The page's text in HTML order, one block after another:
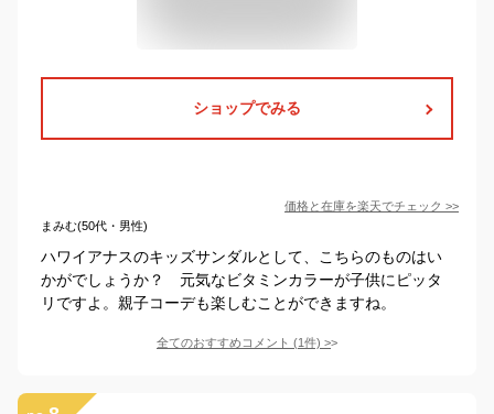
ショップでみる
価格と在庫を楽天でチェック >>
まみむ(50代・男性)
ハワイアナスのキッズサンダルとして、こちらのものはい
かがでしょうか？ 元気なビタミンカラーが子供にピッタ
リですよ。親子コーデも楽しむことができますね。
全てのおすすめコメント (1件) >